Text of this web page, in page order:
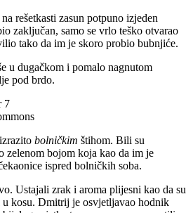
rešetkasti zasun potpuno izjeden
zaključan, samo se vrlo teško otvarao
tako da im je skoro probio bubnjiće.
u dugačkom i pomalo nagnutom
pod brdo.
bolničkim štihom. Bili su
zelenom bojom koja kao da im je
ispred bolničkih soba.
Ustajali zrak i aroma plijesni kao da su
kosu. Dmitrij je osvjetljavao hodnik